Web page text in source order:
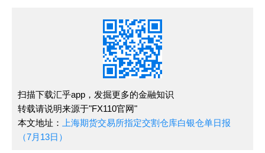
扫描下载汇乎app，发掘更多的金融知识
转载请说明来源于"FX110官网"
本文地址：
上海期货交易所指定交割仓库白银仓单日报
（7月13日）